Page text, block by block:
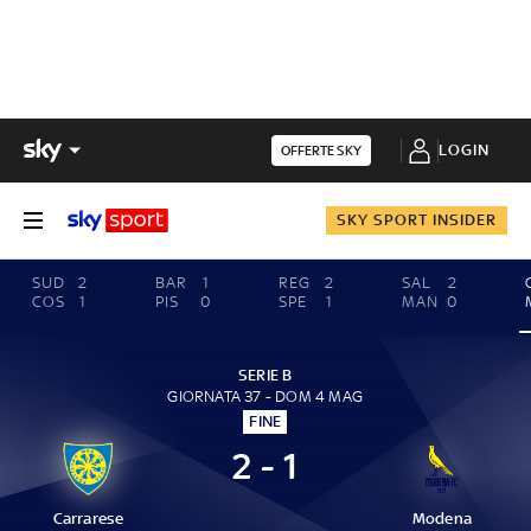
OFFERTE SKY LOGIN
SKY SPORT INSIDER
SUD
2
COS
1
BAR
1
PIS
0
REG
2
SPE
1
SAL
2
MAN 0
SERIE B
GIORNATA 37 - DOM 4 MAG
FINE
Carrarese
2 - 1
Modena